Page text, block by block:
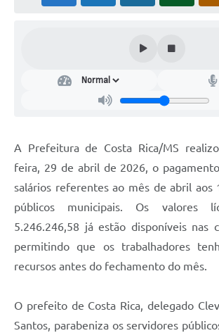
A Prefeitura de Costa Rica/MS
feira, 29 de abril de 2026, o
salários referentes ao mês de abril aos
públicos municipais. Os valores
5.246.246,58 já estão disponíveis nas
permitindo que os trabalhadores
recursos antes do fechamento do mês.
O prefeito de Costa Rica, delegado
Santos, parabeniza os servidores